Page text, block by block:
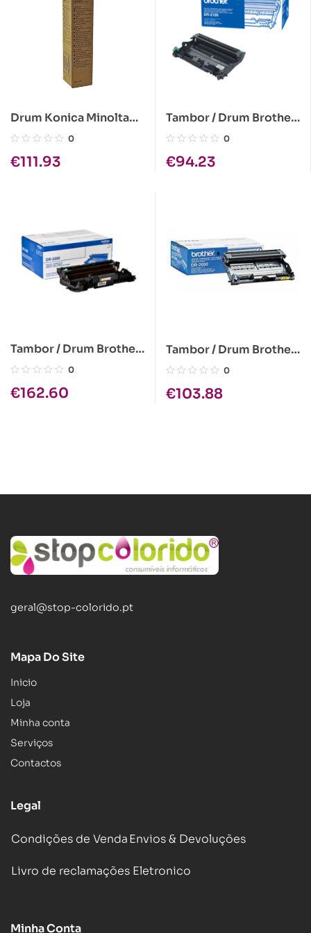
Drum Konica Minolta
7145 DR-401
0
€111.93
Tambor / Drum Brother
Original DR-2100
0
€94.23
Tambor / Drum Brother
Original DR-3300
0
€162.60
Tambor / Drum Brother
Original DR-2000
0
€103.88
geral@stop-colorido.pt
Mapa Do Site
Inicio
Loja
Minha conta
Serviços
Contactos
Legal
Condições de VendaEnvios & Devoluções
Livro de reclamações Eletronico
Minha Conta